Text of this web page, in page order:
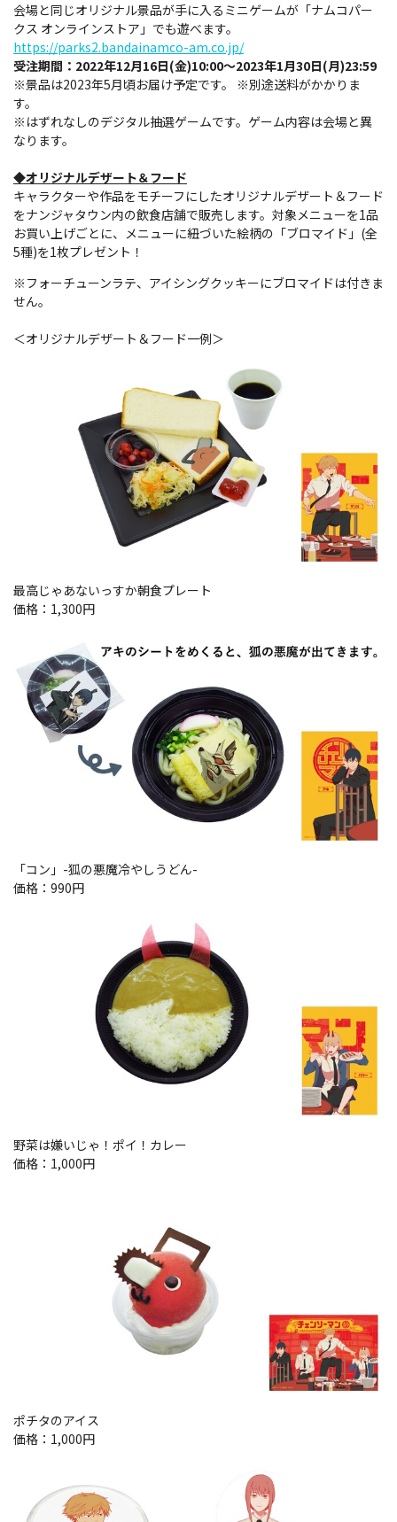
会場と同じオリジナル景品が手に入るミニゲームが「ナムコパー
クス オンラインストア」でも遊べます。
https://parks2.bandainamco-am.co.jp/
受注期間：2022年12月16日(金)10:00～2023年1月30日(月)23:59
※景品は2023年5月頃お届け予定です。 ※別途送料がかかりま
す。
※はずれなしのデジタル抽選ゲームです。ゲーム内容は会場と異
なります。
◆オリジナルデザート＆フード
キャラクターや作品をモチーフにしたオリジナルデザート＆フード
をナンジャタウン内の飲食店舗で販売します。 対象メニューを1品
お買い上げごとに、メニューに紐づいた絵柄の「ブロマイド」(全
5種)を1枚プレゼント！
※フォーチューンラテ、アイシングクッキーにブロマイドは付きま
せん。
＜オリジナルデザート＆フード一例＞
最高じゃあないっすか朝食プレート
価格：1,300円
「コン」-狐の悪魔冷やしうどん-
価格：990円
野菜は嫌いじゃ！ポイ！カレー
価格：1,000円
ポチタのアイス
価格：1,000円